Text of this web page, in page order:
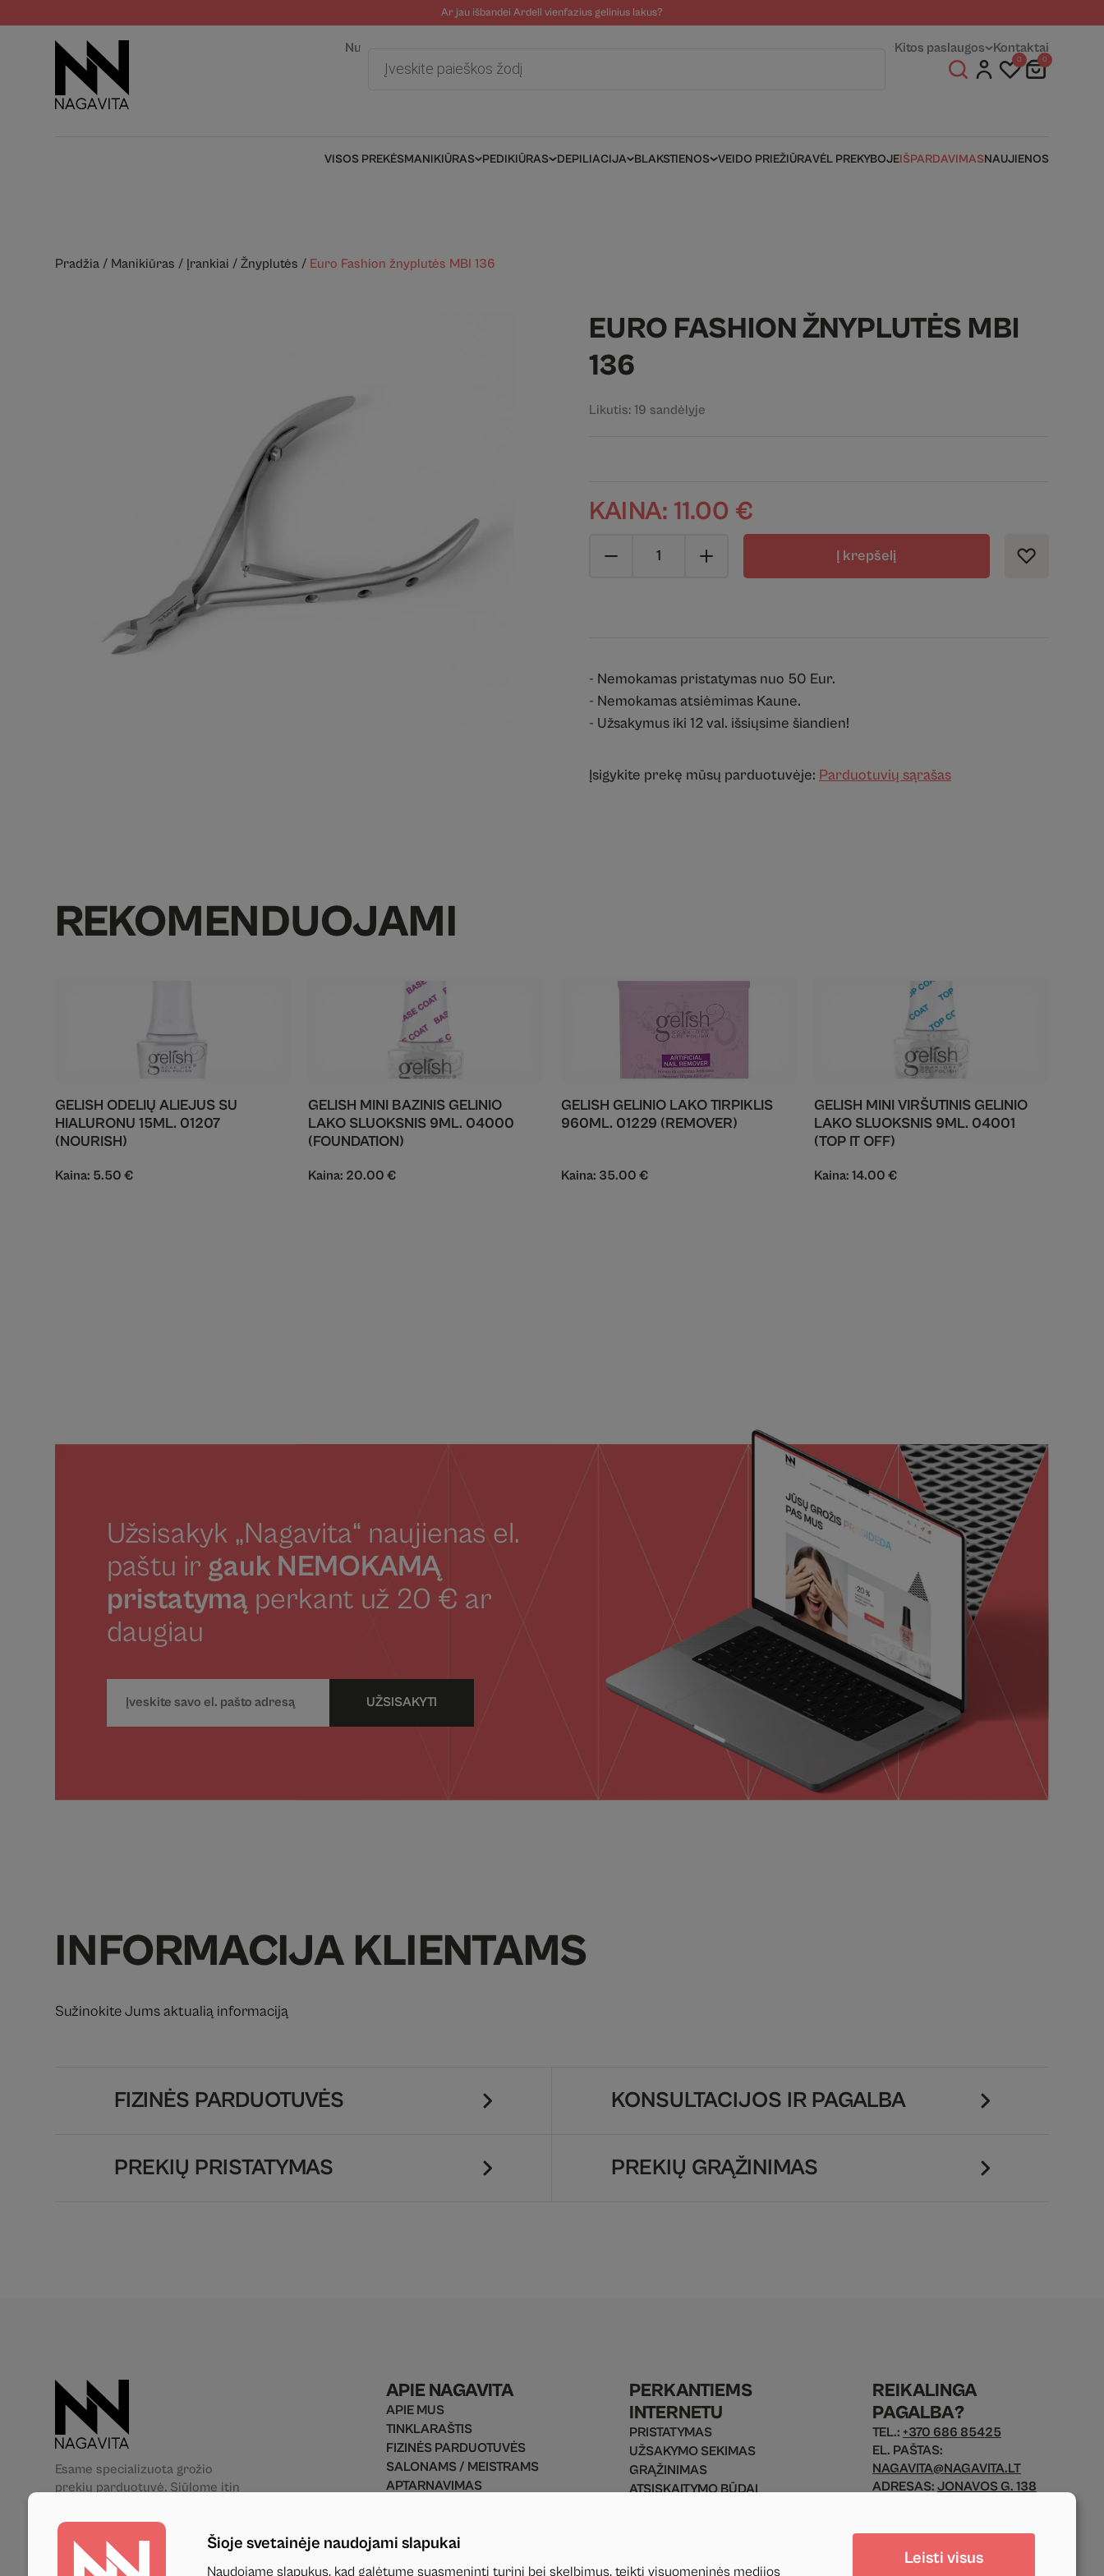
Ar jau išbandei Ardell vienfazius gelinius lakus?
Nuotolinė pagalba Fizinės parduotuvėsKitos paslaugos Kontaktai
search
0 0
VISOS PREKĖSMANIKIŪRAS PEDIKIŪRAS DEPILIACIJA BLAKSTIENOS VEIDO PRIEŽIŪRAVĖL PREKYBOJEIŠPARDAVIMASNAUJIENOS
Pradžia / Manikiūras / Įrankiai /Žnyplutės / Euro Fashion žnyplutės MBI 136
EURO FASHION ŽNYPLUTĖS MBI
136
Likutis: 19 sandėlyje
KAINA: 11.00 €
Į krepšelį
- Nemokamas pristatymas nuo 50 Eur.
- Nemokamas atsiėmimas Kaune.
- Užsakymus iki 12 val. išsiųsime šiandien!
Įsigykite prekę mūsų parduotuvėje: Parduotuvių sąrašas
REKOMENDUOJAMI
GELISH ODELIŲ ALIEJUS SU
HIALURONU 15ML. 01207
(NOURISH)
Kaina: 5.50€
GELISH MINI BAZINIS GELINIO
LAKO SLUOKSNIS 9ML. 04000
(FOUNDATION)
Kaina: 20.00€
GELISH GELINIO LAKO TIRPIKLIS
960ML. 01229 (REMOVER)
Kaina: 35.00€
GELISH MINI VIRŠUTINIS GELINIO
LAKO SLUOKSNIS 9ML. 04001
(TOP IT OFF)
Kaina:14.00€
Užsisakyk „Nagavita“ naujienas el.
paštu ir gauk NEMOKAMĄ
pristatymą perkant už 20 € ar
daugiau
UŽSISAKYTI
INFORMACIJA KLIENTAMS
Sužinokite Jums aktualią informaciją
FIZINĖS PARDUOTUVĖS KONSULTACIJOS IR PAGALBA
PREKIŲ PRISTATYMAS PREKIŲ GRĄŽINIMAS
Esame specializuota grožio
prekių parduotuvė. Siūlome itin
priemonių asortimentą. Jūsų
patogumui turime net 5 fizines
parduotuves skirtinguose
APIE NAGAVITA
APIE MUS
TINKLARAŠTIS
FIZINĖS PARDUOTUVĖS
SALONAMS / MEISTRAMS
APTARNAVIMAS
KONTAKTAI
PERKANTIEMS
INTERNETU
PRISTATYMAS
UŽSAKYMO SEKIMAS
GRĄŽINIMAS
ATSISKAITYMO BŪDAI
REIKALINGA
PAGALBA?
TEL.: +370 686 85425
EL. PAŠTAS:
NAGAVITA@NAGAVITA.LT
ADRESAS: JONAVOS G. 138
DARBO LAIKAS:
Šioje svetainėje naudojami slapukai
Naudojame slapukus, kad galėtume suasmeninti turinį bei skelbimus, teikti visuomeninės medijos
Leisti visus